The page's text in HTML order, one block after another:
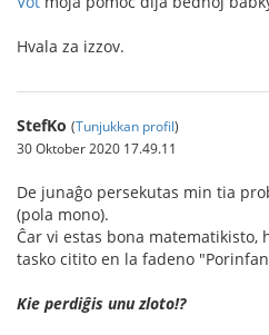
Hvala za izzov.
StefKo (Tunjukkan profil)
30 Oktober 2020 17.49.11
De junaĝo persekutas min tia
(pola mono).
Ĉar vi estas bona
tasko citito en la fadeno
Kie perdiĝis unu zloto!?